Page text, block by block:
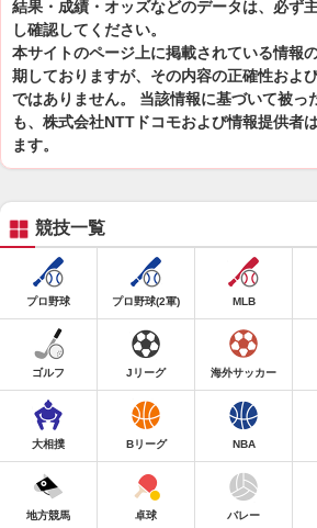
結果・成績・オッズなどのデータは、必ず
し確認してください。
本サイトのページ上に掲載されている情報
期しておりますが、その内容の正確性およ
ではありません。 当該情報に基づいて被っ
も、株式会社NTTドコモおよび情報提供者
ます。
競技一覧
プロ野球 プロ野球(2軍) MLB
ゴルフ Jリーグ 海外サッカー
大相撲 Bリーグ NBA
地方競馬 卓球 バレー